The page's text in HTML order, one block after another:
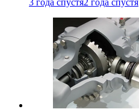
3 года спустя2 года спустя